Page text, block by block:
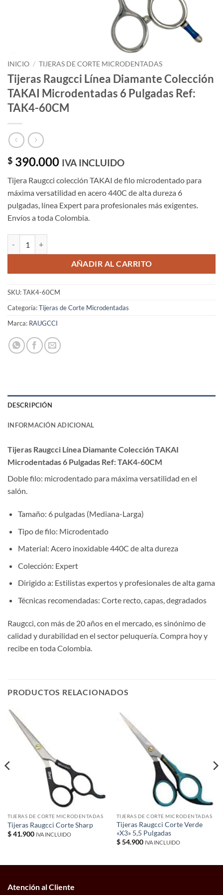
INICIO / TIJERAS DE CORTE MICRODENTADAS
Tijeras Raugcci Línea Diamante Colección
TAKAI Microdentadas 6 Pulgadas Ref:
TAK4-60CM
$ 390.000 IVA INCLUIDO
Tijera Raugcci colección TAKAI de filo microdentado para
máxima versatilidad en acero 440C de alta dureza 6
pulgadas, línea Expert para profesionales más exigentes.
Envíos a toda Colombia.
AÑADIR AL CARRITO
SKU:TAK4-60CM
Categoría:Tijeras de Corte Microdentadas
Marca: RAUGCCI
DESCRIPCIÓN
INFORMACIÓN ADICIONAL
Tijeras Raugcci Línea Diamante Colección TAKAI
Microdentadas 6 Pulgadas Ref: TAK4-60CM
Doble filo: microdentado para máxima versatilidad en el
salón.
Tamaño: 6 pulgadas (Mediana-Larga)
Tipo de filo: Microdentado
Material: Acero inoxidable 440C de alta dureza
Colección: Expert
Dirigido a: Estilistas expertos y profesionales de alta gama
Técnicas recomendadas: Corte recto, capas, degradados
Raugcci, con más de 20 años en el mercado, es sinónimo de
calidad y durabilidad en el sector peluquería. Compra hoy y
recibe en toda Colombia.
PRODUCTOS RELACIONADOS
TIJERAS DE CORTE MICRODENTADAS
Tijeras Raugcci Corte Sharp
$41.900 IVA INCLUIDO
TIJERAS DE CORTE MICRODENTADAS
Tijeras Raugcci Corte Verde
«X3» 5,5 Pulgadas
$54.900 IVA INCLUIDO
Atención al Cliente